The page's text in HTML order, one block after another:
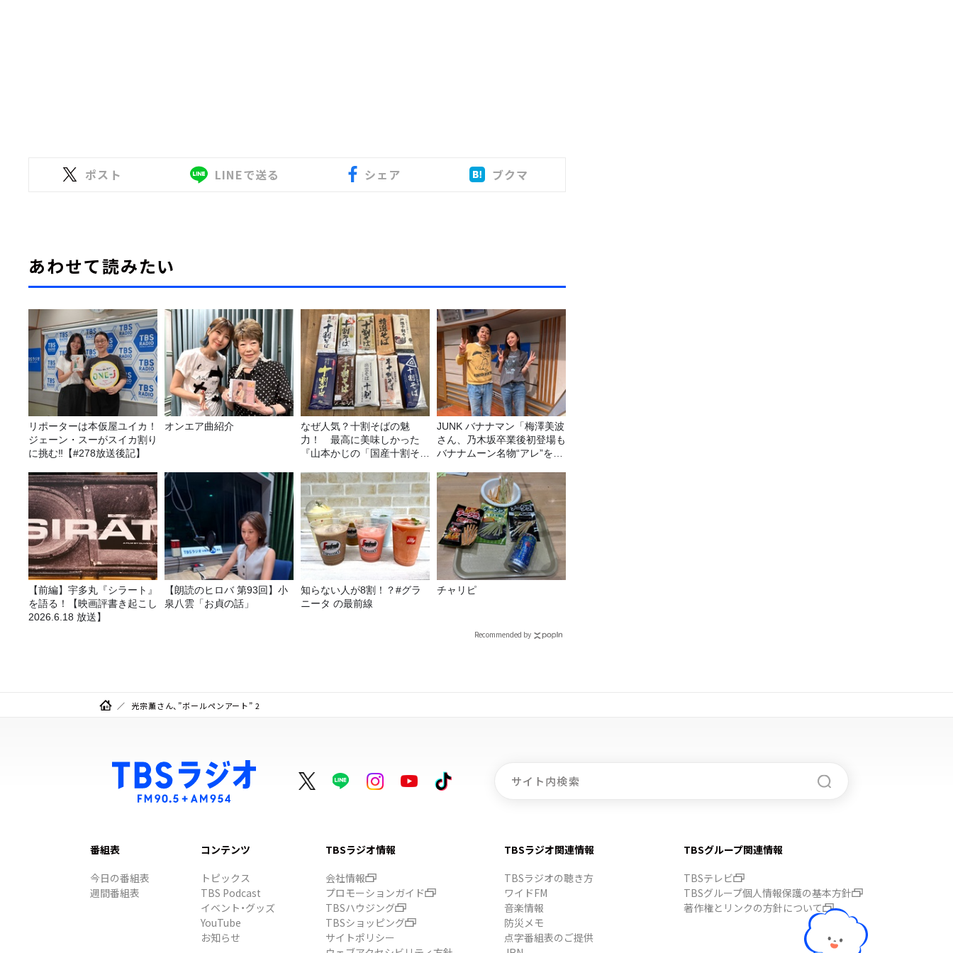
ポスト LINEで送る シェア ブクマ
あわせて読みたい
リポーターは本仮屋ユイカ！
ジェーン・スーがスイカ割り
に挑む‼【#278放送後記】
オンエア曲紹介
なぜ人気？十割そばの魅
力！ 最高に美味しかった
『山本かじの「国産十割そ
種食べ比べ】
JUNK バナナマン「梅澤美波
さん、乃木坂卒業後初登場も
バナナムーン名物“アレ”を喰
【前編】宇多丸『シラート』
を語る！【映画評書き起こし
2026.6.18 放送】
【朗読のヒロバ 第93回】小
泉八雲「お貞の話」
知らない人が8割！？#グラ
ニータ の最前線
チャリピ
Recommended by
光宗薫さん、”ボールペンアート” 2
番組表
今日の番組表
週間番組表
コンテンツ
トピックス
TBS Podcast
イベント・グッズ
YouTube
お知らせ
TBSラジオ情報
会社情報
プロモーションガイド
TBSハウジング
TBSショッピング
サイトポリシー
TBSラジオ関連情報
TBSラジオの聴き方
ワイドFM
音楽情報
防災メモ
点字番組表のご提供
TBSグループ関連情報
TBSテレビ
TBSグループ個人情報保護の基本方針
著作権とリンクの方針について